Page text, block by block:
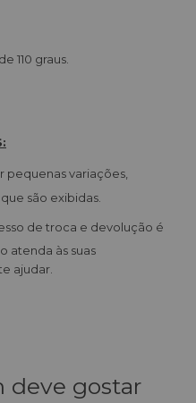
110 graus.
pequenas variações,
são exibidas.
de troca e devolução é
atenda às suas
ajudar.
deve gostar